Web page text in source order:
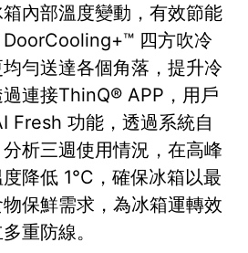
內部溫度變動，有效節能
DoorCooling+™ 四方吹冷
勻送達各個角落，提升冷
連接ThinQ® APP，用戶
Fresh 功能，透過系統自
析三週使用情況，在高峰
降低 1°C，確保冰箱以最
保鮮需求，為冰箱運轉效
重防線。